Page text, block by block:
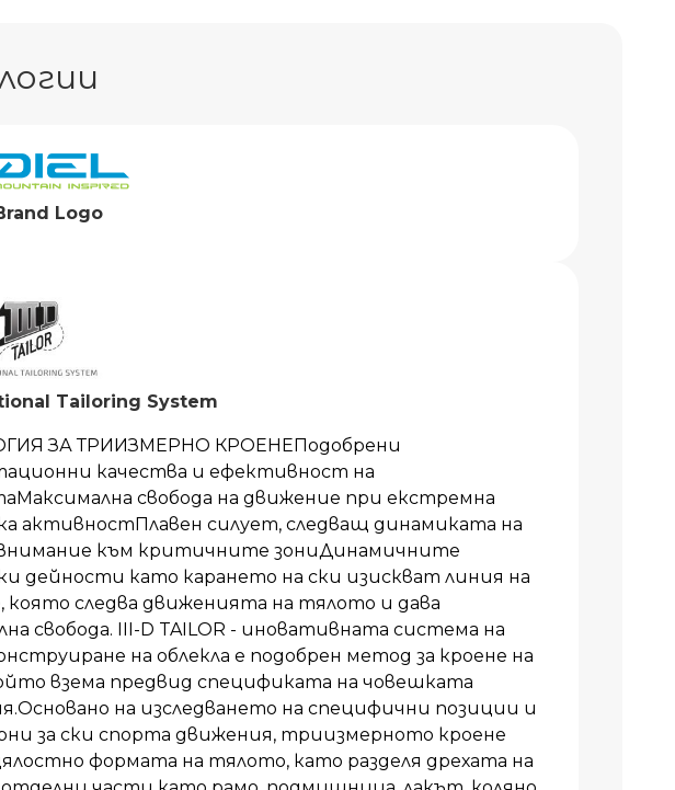
Logo
Tailoring System
ЗА ТРИИЗМЕРНО КРОЕНЕПодобрени
качества и ефективност на
свобода на движение при екстремна
активностПлавен силует, следващ динамиката на
към критичните зониДинамичните
дейности като карането на ски изискват линия на
която следва движенията на тялото и дава
свобода. III-D TAILOR - иновативната система на
на облекла е подобрен метод за кроене на
взема предвид спецификата на човешката
на изследването на специфични позиции и
за ски спорта движения, триизмерното кроене
формата на тялото, като разделя дрехата на